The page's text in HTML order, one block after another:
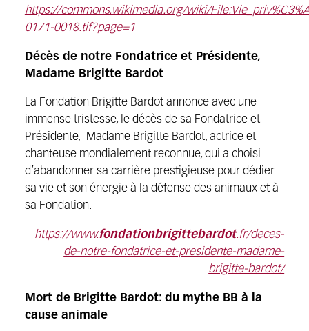
https://commons.wikimedia.org/wiki/
0171-0018.tif?page=1
Décès de notre Fondatrice et Présidente,
Madame Brigitte Bardot
La Fondation Brigitte Bardot annonce avec une
immense tristesse, le décès de sa Fondatrice et
Présidente, Madame Brigitte Bardot, actrice et
chanteuse mondialement reconnue, qui a choisi
d’abandonner sa carrière prestigieuse pour dédier
sa vie et son énergie à la défense des animaux et à
sa Fondation.
https://www.fondationbrigittebardot.fr/deces-
de-notre-fondatrice-et-presidente-madame-
brigitte-bardot/
Mort de Brigitte Bardot: du mythe BB à la
cause animale